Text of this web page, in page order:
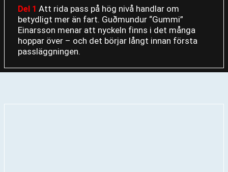
Del 1 Att rida pass på hög nivå handlar om
betydligt mer än fart. Guðmundur “Gummi”
Einarsson menar att nyckeln finns i det många
hoppar över – och det börjar långt innan första
passläggningen.